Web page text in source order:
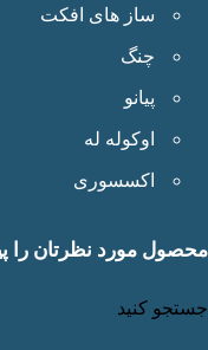
ساز های افکت
چنگ
پیانو
اوکوله له
اکسسوری
مورد نظرتان را پیدا
کنید